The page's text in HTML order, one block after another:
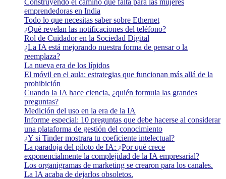
emprendedoras en India
Todo lo que necesitas saber sobre Ethernet
¿Qué revelan las notificaciones del teléfono?
Rol de Cuidador en la Sociedad Digital
¿La IA está mejorando nuestra forma de pensar o la
reemplaza?
La nueva era de los lípidos
El móvil en el aula: estrategias que funcionan más allá de la
prohibición
Cuando la IA hace ciencia, ¿quién formula las grandes
preguntas?
Medición del uso en la era de la IA
Informe especial: 10 preguntas que debe hacerse al considerar
una plataforma de gestión del conocimiento
¿Y si Tinder mostrara tu coeficiente intelectual?
La paradoja del piloto de IA: ¿Por qué crece
exponencialmente la complejidad de la IA empresarial?
Los organigramas de marketing se crearon para los canales.
La IA acaba de dejarlos obsoletos.